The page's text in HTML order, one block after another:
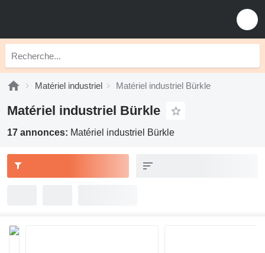
Matériel industriel Matériel industriel Bürkle
Matériel industriel Bürkle
17 annonces: Matériel industriel Bürkle